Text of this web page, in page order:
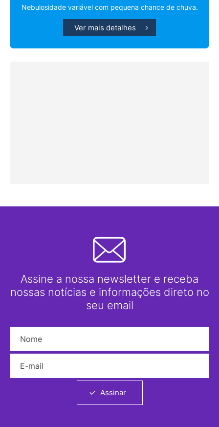
Nebulosidade variável com pequena chance de chuva.
Ver mais detalhes
Assine a nossa newsletter e receba
nossas notícias e informações direto no
seu email
Assinar